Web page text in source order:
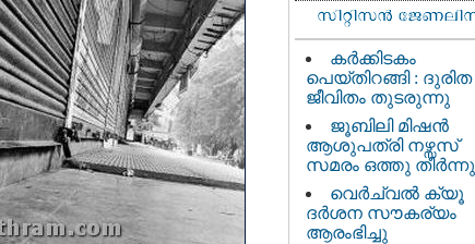
കർക്കിടകം
പെയ്തിറങ്ങി : ദുരിത
ജീവിതം തുടരുന്നു
ജൂബിലി മിഷൻ
ആശുപത്രി നഴ്സസ്
സമരം ഒത്തു തീർന്നു
വെര്‍ച്വല്‍ ക്യൂ
ദര്‍ശന സൗകര്യം
ആരംഭിച്ചു